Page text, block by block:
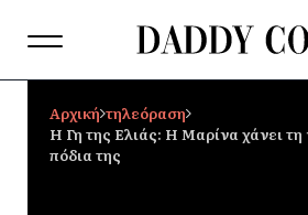
Αρχική τηλεόραση
Η Γη της Ελιάς: H Μαρίνα χάνει
πόδια της